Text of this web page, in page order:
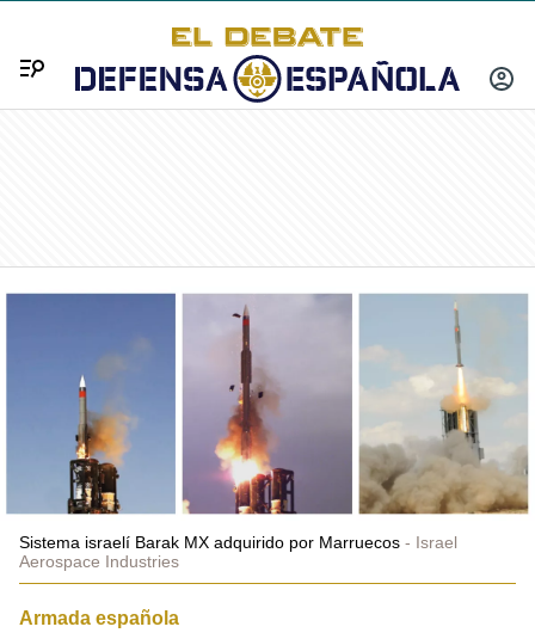
INICIAR
Menú
Sistema israelí Barak MX adquirido por Marruecos
Israel
Aerospace Industries
Armada española